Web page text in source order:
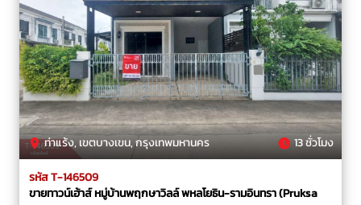
ท่าแร้ง, เขตบางเขน, กรุงเทพมหานคร 13 ชั่วโมง
รหัส T-146509
ขายทาวน์เฮ้าส์ หมู่บ้านพฤกษาวิลล์ พหลโยธิน-รามอินทรา (Pruksa